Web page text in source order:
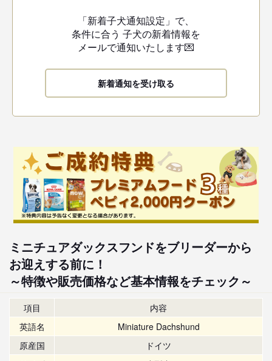
「新着子犬通知設定」で、
条件に合う 子犬の新着情報を
メールで通知いたします💌
新着通知を受け取る
ミニチュアダックスフンドをブリーダーから
お迎えする前に！
～特徴や販売価格など基本情報をチェック～
項目
内容
英語名
Miniature Dachshund
原産国
ドイツ